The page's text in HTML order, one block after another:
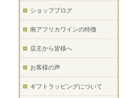
ショップブログ
南アフリカワインの特徴
店主から皆様へ
お客様の声
ギフトラッピングについて